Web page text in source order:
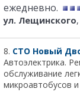
ежедневно.
ул. Лещинского
8. СТО Новый
Автоэлектрика.
обслуживание
микроавтобусов и